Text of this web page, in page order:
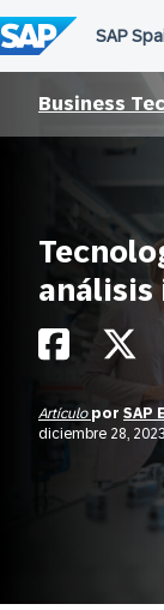
al
contenido
Business
análisis
Artículo por SAP
diciembre 28,